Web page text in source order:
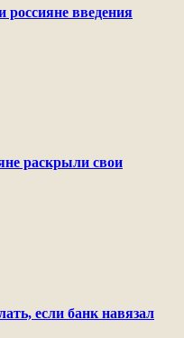
введения
раскрыли свои
если банк навязал